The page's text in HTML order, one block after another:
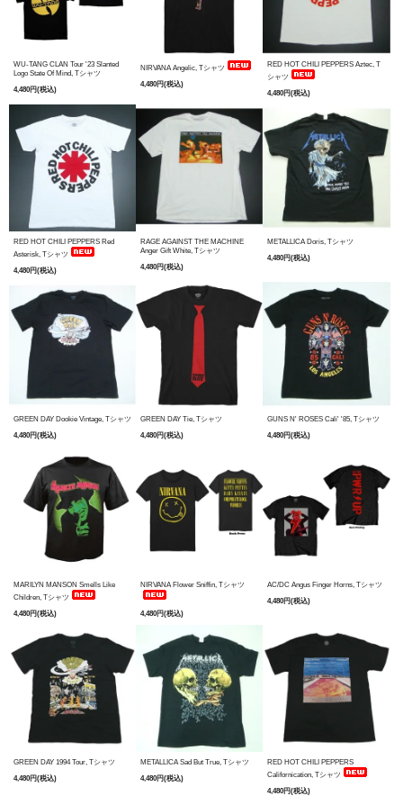
WU-TANG CLAN Tour '23 Slanted
Logo State Of Mind, Tシャツ
4,480円(税込)
NIRVANA Angelic, Tシャツ
4,480円(税込)
RED HOT CHILI PEPPERS Aztec, T
シャツ
4,480円(税込)
RED HOT CHILI PEPPERS Red
Asterisk, Tシャツ
4,480円(税込)
RAGE AGAINST THE MACHINE
Anger Gift White, Tシャツ
4,480円(税込)
METALLICA Doris, Tシャツ
4,480円(税込)
GREEN DAY Dookie Vintage, Tシャツ
4,480円(税込)
GREEN DAY Tie, Tシャツ
4,480円(税込)
GUNS N' ROSES Cali' '85, Tシャツ
4,480円(税込)
MARILYN MANSON Smells Like
Children, Tシャツ
4,480円(税込)
NIRVANA Flower Sniffin, Tシャツ
4,480円(税込)
AC/DC Angus Finger Horns, Tシャツ
4,480円(税込)
GREEN DAY 1994 Tour, Tシャツ
4,480円(税込)
METALLICA Sad But True, Tシャツ
4,480円(税込)
RED HOT CHILI PEPPERS
Californication, Tシャツ
4,480円(税込)